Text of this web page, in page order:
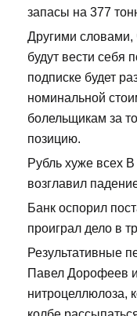
запасы на 377
Другими словами,
будут вести себя
подписке будет
номинальной
болельщикам за
позицию.
Рубль хуже всех В
возглавил
Банк оспорил
проиграл дело в
Результативные
Павел Дорофеев
нитроцеллюлоза,